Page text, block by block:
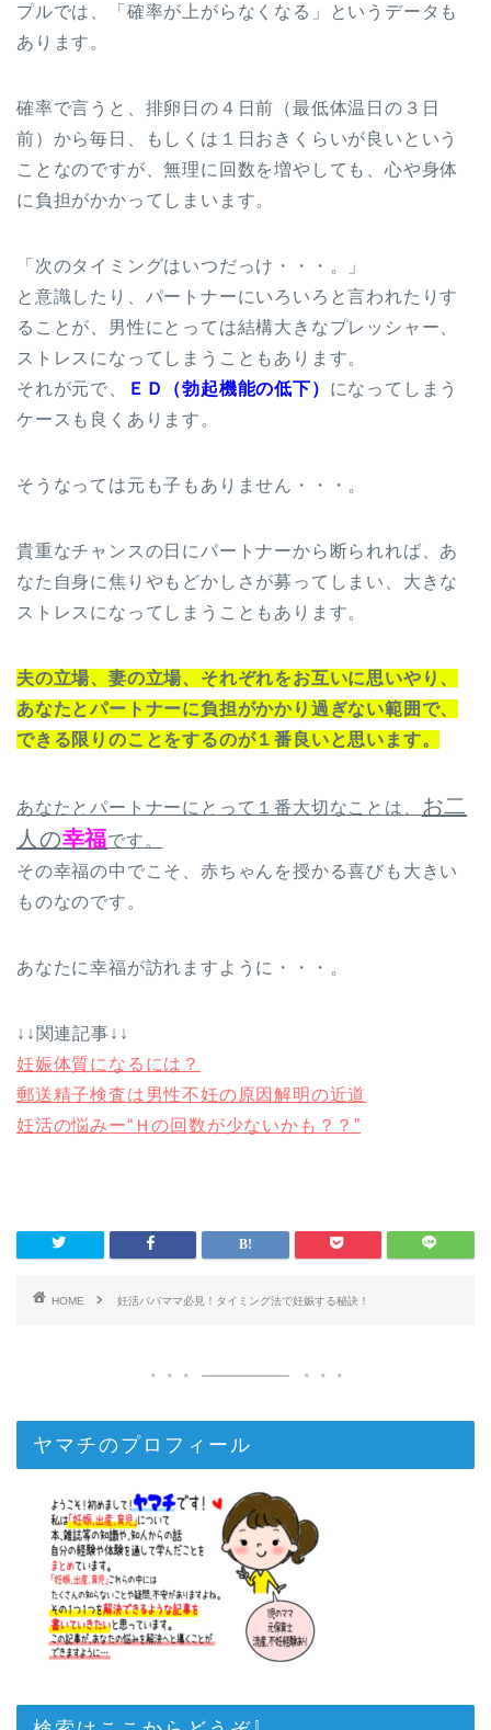
プルでは、「確率が上がらなくなる」というデータも
あります。
確率で言うと、排卵日の４日前（最低体温日の３日
前）から毎日、もしくは１日おきくらいが良いという
ことなのですが、無理に回数を増やしても、心や身体
に負担がかかってしまいます。
「次のタイミングはいつだっけ・・・。」
と意識したり、パートナーにいろいろと言われたりす
ることが、男性にとっては結構大きなプレッシャー、
ストレスになってしまうこともあります。
それが元で、
ＥＤ（勃起機能の低下） になってしまう
ケースも良くあります。
そうなっては元も子もありません・・・。
貴重なチャンスの日にパートナーから断られれば、あ
なた自身に焦りやもどかしさが募ってしまい、大きな
ストレスになってしまうこともあります。
夫の立場、妻の立場、それぞれをお互いに思いやり、
あなたとパートナーに負担がかかり過ぎない範囲で、
できる限りのことをするのが１番良いと思います。
あなたとパートナーにとって１番大切なことは、
お二
人の幸福です。
その幸福の中でこそ、赤ちゃんを授かる喜びも大きい
ものなのです。
あなたに幸福が訪れますように・・・。
↓↓関連記事↓↓
妊娠体質になるには？
郵送精子検査は男性不妊の原因解明の近道
妊活の悩みー“Ｈの回数が少ないかも？？”
HOME 妊活パパママ必見！タイミング法で妊娠する秘訣！
ヤマチのプロフィール